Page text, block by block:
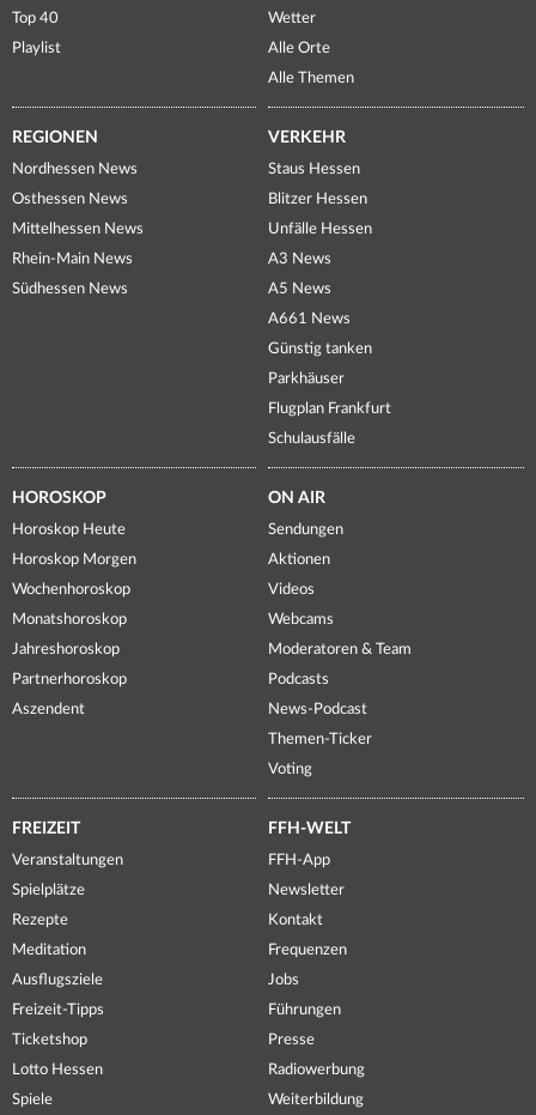
Top 40
Playlist
Wetter
Alle Orte
Alle Themen
REGIONEN
Nordhessen News
Osthessen News
Mittelhessen News
Rhein-Main News
Südhessen News
VERKEHR
Staus Hessen
Blitzer Hessen
Unfälle Hessen
A3 News
A5 News
A661 News
Günstig tanken
Parkhäuser
Flugplan Frankfurt
Schulausfälle
HOROSKOP
Horoskop Heute
Horoskop Morgen
Wochenhoroskop
Monatshoroskop
Jahreshoroskop
Partnerhoroskop
Aszendent
ON AIR
Sendungen
Aktionen
Videos
Webcams
Moderatoren & Team
Podcasts
News-Podcast
Themen-Ticker
Voting
FREIZEIT
Veranstaltungen
Spielplätze
Rezepte
Meditation
Ausflugsziele
Freizeit-Tipps
Ticketshop
Lotto Hessen
Spiele
FFH-WELT
FFH-App
Newsletter
Kontakt
Frequenzen
Jobs
Führungen
Presse
Radiowerbung
Weiterbildung